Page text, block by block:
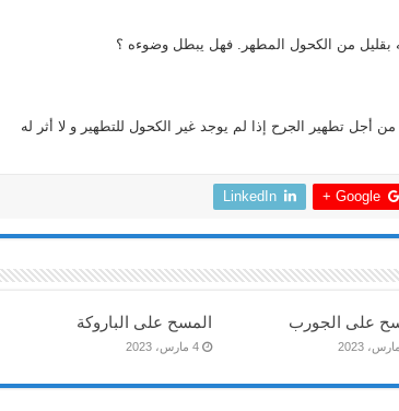
من الكحول المطهر. فهل يبطل وضوءه ؟
أجل تطهير الجرح إذا لم يوجد غير الكحول للتطهير و لا أثر له
Google +
LinkedIn
على الجورب المسح على الباروكة
4 مارس، 2023